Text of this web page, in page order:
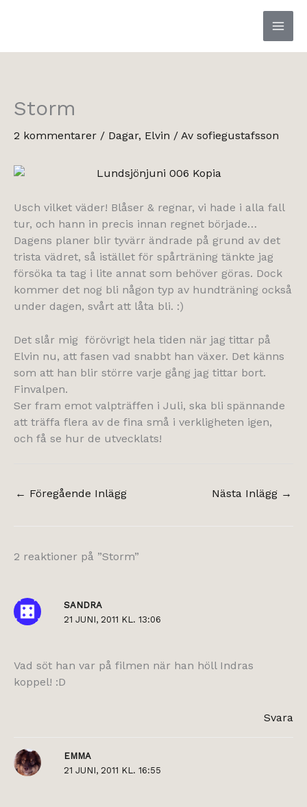
Storm
2 kommentarer / Dagar, Elvin / Av sofiegustafsson
Usch vilket väder! Blåser & regnar, vi hade i alla fall
tur, och hann in precis innan regnet började…
Dagens planer blir tyvärr ändrade på grund av det
trista vädret, så istället för spårträning tänkte jag
försöka ta tag i lite annat som behöver göras. Dock
kommer det nog bli någon typ av hundträning också
under dagen, svårt att låta bli. :)
Det slår mig förövrigt hela tiden när jag tittar på
Elvin nu, att fasen vad snabbt han växer. Det känns
som att han blir större varje gång jag tittar bort.
Finvalpen.
Ser fram emot valpträffen i Juli, ska bli spännande
att träffa flera av de fina små i verkligheten igen,
och få se hur de utvecklats!
← Föregående Inlägg Nästa Inlägg →
2 reaktioner på ”Storm”
SANDRA
21 JUNI, 2011 KL. 13:06
Vad söt han var på filmen när han höll Indras
koppel! :D
Svara
EMMA
21 JUNI, 2011 KL. 16:55